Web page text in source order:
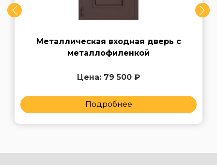
Металлическая входная дверь с
металлофиленкой
Цена: 79 500 ₽
Подробнее